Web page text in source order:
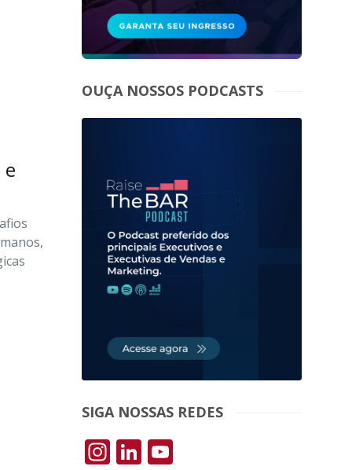
OUÇA NOSSOS PODCASTS
SIGA NOSSAS REDES
Instagram
LinkedIn
YouTube